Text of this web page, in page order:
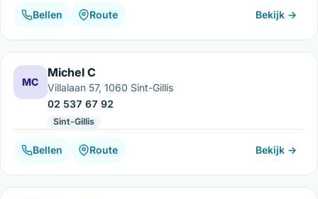
Bellen Route Bekijk →
MC
Michel C
Villalaan 57, 1060 Sint-Gillis
02 537 67 92
Sint-Gillis
Bellen Route Bekijk →